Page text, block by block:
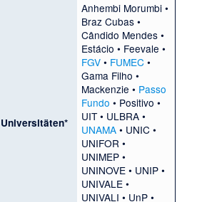
Anhembi Morumbi•
Braz Cubas•
Cândido Mendes•
Estácio • Feevale •
FGV• FUMEC•
Gama Filho •
Mackenzie • Passo
Fundo • Positivo •
UIT• ULBRA•
UNAMA• UNIC•
UNIFOR•
UNIMEP•
UNINOVE• UNIP•
UNIVALE•
UNIVALI • UnP•